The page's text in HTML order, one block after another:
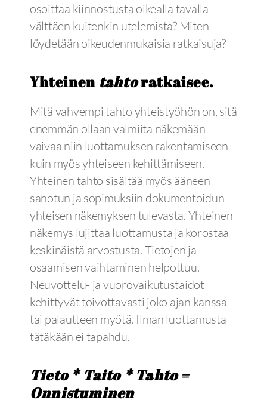
osoittaa kiinnostusta oikealla tavalla
välttäen kuitenkin utelemista? Miten
löydetään oikeudenmukaisia ratkaisuja?
Yhteinen tahtoratkaisee.
Mitä vahvempi tahto yhteistyöhön on, sitä
enemmän ollaan valmiita näkemään
vaivaa niin luottamuksen rakentamiseen
kuin myös yhteiseen kehittämiseen.
Yhteinen tahto sisältää myös ääneen
sanotun ja sopimuksiin dokumentoidun
yhteisen näkemyksen tulevasta. Yhteinen
näkemys lujittaa luottamusta ja korostaa
keskinäistä arvostusta. Tietojen ja
osaamisen vaihtaminen helpottuu.
Neuvottelu- ja vuorovaikutustaidot
kehittyvät toivottavasti joko ajan kanssa
tai palautteen myötä. Ilman luottamusta
tätäkään ei tapahdu.
Tieto * Taito * Tahto =
Onnistuminen